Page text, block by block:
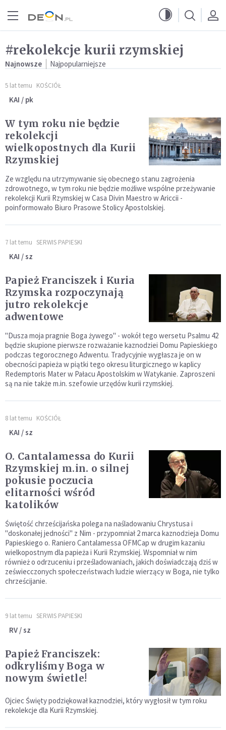
#rekolekcje kurii rzymskiej
Najnowsze Najpopularniejsze
5 lat temu KOŚCIÓŁ
KAI / pk
W tym roku nie będzie
rekolekcji
wielkopostnych dla Kurii
Rzymskiej
Ze względu na utrzymywanie się obecnego stanu zagrożenia
zdrowotnego, w tym roku nie będzie możliwe wspólne przeżywanie
rekolekcji Kurii Rzymskiej w Casa Divin Maestro w Ariccii -
poinformowało Biuro Prasowe Stolicy Apostolskiej.
7 lat temu SERWIS PAPIESKI
KAI / sz
Papież Franciszek i Kuria
Rzymska rozpoczynają
jutro rekolekcje
adwentowe
"Dusza moja pragnie Boga żywego" - wokół tego wersetu Psalmu 42
będzie skupione pierwsze rozważanie kaznodziei Domu Papieskiego
podczas tegorocznego Adwentu. Tradycyjnie wygłasza je on w
obecności papieża w piątki tego okresu liturgicznego w kaplicy
Redemptoris Mater w Pałacu Apostolskim w Watykanie. Zaproszeni
są na nie także m.in. szefowie urzędów kurii rzymskiej.
8 lat temu KOŚCIÓŁ
KAI / sz
O. Cantalamessa do Kurii
Rzymskiej m.in. o silnej
pokusie poczucia
elitarności wśród
katolików
Świętość chrześcijańska polega na naśladowaniu Chrystusa i
"doskonałej jedności" z Nim - przypomniał 2 marca kaznodzieja Domu
Papieskiego o. Raniero Cantalamessa OFMCap w drugim kazaniu
wielkopostnym dla papieża i Kurii Rzymskiej. Wspomniał w nim
również o odrzuceniu i prześladowaniach, jakich doświadczają dziś w
zeświecczonych społeczeństwach ludzie wierzący w Boga, nie tylko
chrześcijanie.
9 lat temu SERWIS PAPIESKI
RV / sz
Papież Franciszek:
odkryliśmy Boga w
nowym świetle!
Ojciec Święty podziękował kaznodziei, który wygłosił w tym roku
rekolekcje dla Kurii Rzymskiej.